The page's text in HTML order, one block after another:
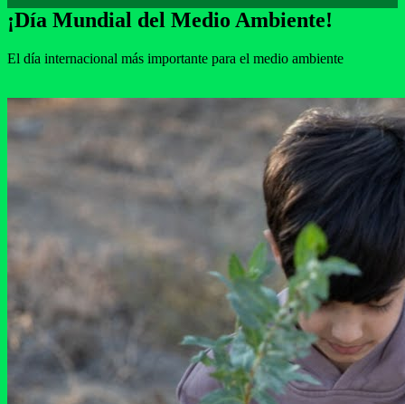
¡Día Mundial del Medio Ambiente!
El día internacional más importante para el medio ambiente